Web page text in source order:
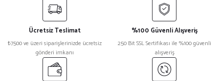
Ücretsiz Teslimat
₺7500 ve üzeri siparişlerinizde ücretsiz
gönderi imkanı
%100 Güvenli Alışveriş
250 Bit SSL Sertifikası ile %100 güvenli
alışveriş